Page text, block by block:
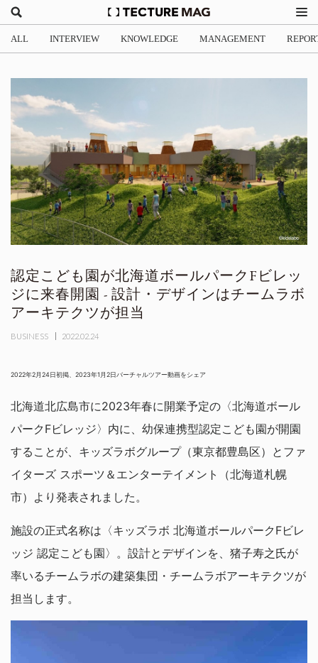
ALL INTERVIEW KNOWLEDGE MANAGEMENT
認定こども園が北海道ボールパークFビレッ
ジに来春開園 - 設計・デザインはチームラボ
アーキテクツが担当
BUSINESS 2022.02.24
2022年2月24日初掲、2023年1月2日バーチャルツアー動画をシェア
北海道北広島市に2023年春に開業予定の〈北海道ボール
パークFビレッジ〉内に、幼保連携型認定こども園が開園
することが、キッズラボグループ（東京都豊島区）とファ
イターズ スポーツ＆エンターテイメント（北海道札幌
市）より発表されました。
施設の正式名称は〈キッズラボ 北海道ボールパークFビレ
ッジ 認定こども園〉。設計とデザインを、猪子寿之氏が
率いるチームラボの建築集団・チームラボアーキテクツが
担当します。